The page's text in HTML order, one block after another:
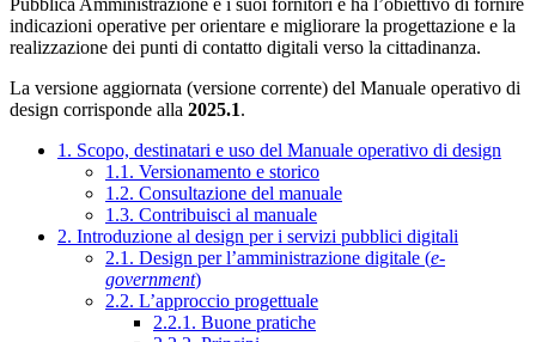
indicazioni operative per orientare e migliorare la progettazione e la
realizzazione dei punti di contatto digitali verso la cittadinanza.
La versione aggiornata (versione corrente) del Manuale operativo di
design corrisponde alla 2025.1.
1. Scopo, destinatari e uso del Manuale operativo di design
1.1. Versionamento e storico
1.2. Consultazione del manuale
1.3. Contribuisci al manuale
2. Introduzione al design per i servizi pubblici digitali
2.1. Design per l’amministrazione digitale (e-
government)
2.2. L’approccio progettuale
2.2.1. Buone pratiche